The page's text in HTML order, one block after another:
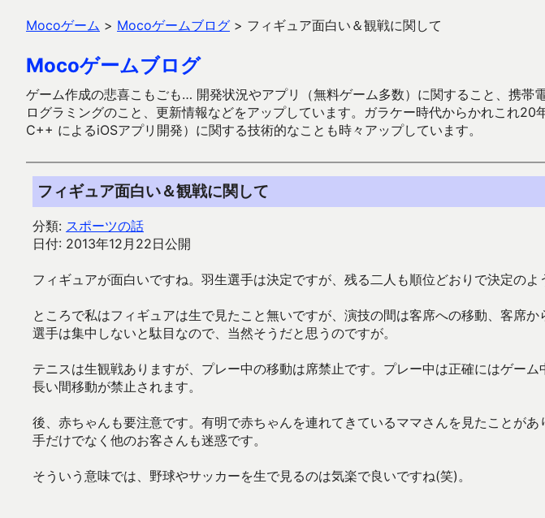
Mocoゲーム > Mocoゲームブログ > フィギュア面白い＆観戦に関して
Mocoゲームブログ
ゲーム作成の悲喜こもごも… 開発状況やアプリ（無料ゲーム多数）に関すること、携
ログラミングのこと、更新情報などをアップしています。ガラケー時代からかれこれ
C++ によるiOSアプリ開発）に関する技術的なことも時々アップしています。
フィギュア面白い＆観戦に関して
分類: スポーツの話
日付: 2013年12月22日公開
フィギュアが面白いですね。羽生選手は決定ですが、残る二人も順位どおりで決定のよ
ところで私はフィギュアは生で見たこと無いですが、演技の間は客席への移動、客席か
選手は集中しないと駄目なので、当然そうだと思うのですが。
テニスは生観戦ありますが、プレー中の移動は席禁止です。プレー中は正確にはゲーム
長い間移動が禁止されます。
後、赤ちゃんも要注意です。有明で赤ちゃんを連れてきているママさんを見たことが
手だけでなく他のお客さんも迷惑です。
そういう意味では、野球やサッカーを生で見るのは気楽で良いですね(笑)。